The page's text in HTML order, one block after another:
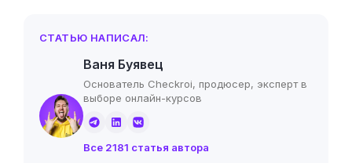
СТАТЬЮ НАПИСАЛ:
Ваня Буявец
Основатель Checkroi, продюсер, эксперт в
выборе онлайн-курсов
Все 2181 статья автора